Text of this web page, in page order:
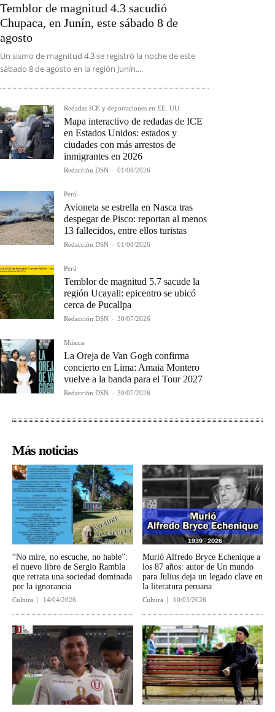
Temblor de magnitud 4.3 sacudió
Chupaca, en Junín, este sábado 8 de
agosto
Un sismo de magnitud 4.3 se registró la noche de este
sábado 8 de agosto en la región Junín....
Redadas ICE y deportaciones en EE. UU.
Mapa interactivo de redadas de ICE
en Estados Unidos: estados y
ciudades con más arrestos de
inmigrantes en 2026
Redacción DSN - 01/08/2026
Perú
Avioneta se estrella en Nasca tras
despegar de Pisco: reportan al menos
13 fallecidos, entre ellos turistas
Redacción DSN - 01/08/2026
Perú
Temblor de magnitud 5.7 sacude la
región Ucayali: epicentro se ubicó
cerca de Pucallpa
Redacción DSN - 30/07/2026
Música
La Oreja de Van Gogh confirma
concierto en Lima: Amaia Montero
vuelve a la banda para el Tour 2027
Redacción DSN - 30/07/2026
Más noticias
“No mire, no escuche, no hable”:
el nuevo libro de Sergio Rambla
que retrata una sociedad dominada
por la ignorancia
Cultura 14/04/2026
Murió Alfredo Bryce Echenique a
los 87 años: autor de Un mundo
para Julius deja un legado clave en
la literatura peruana
Cultura 10/03/2026